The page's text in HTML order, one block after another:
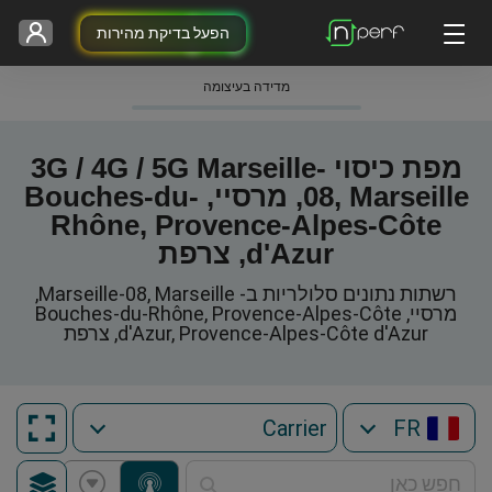
הפעל בדיקת מהירות
מדידה בעיצומה
מפת כיסוי 3G / 4G / 5G Marseille-
08, Marseille, מרסיי, Bouches-du-
Rhône, Provence-Alpes-Côte
d'Azur, צרפת
רשתות נתונים סלולריות ב- Marseille-08, Marseille,
מרסיי, Bouches-du-Rhône, Provence-Alpes-Côte
d'Azur, Provence-Alpes-Côte d'Azur, צרפת
FR